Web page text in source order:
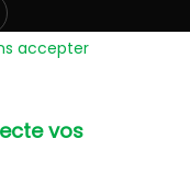
vos
accepter
Bagneux